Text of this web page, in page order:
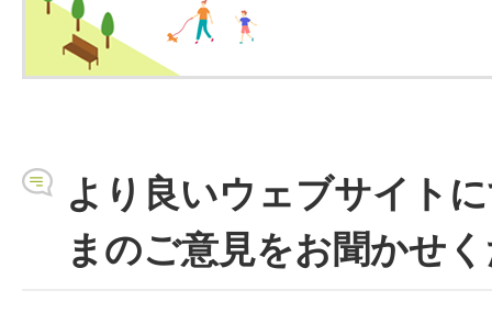
より良いウェブサイト
まのご意見をお聞かせ